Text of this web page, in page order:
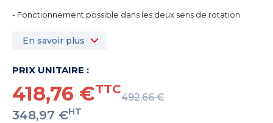
- Fonctionnement possible dans les deux sens de rotation
En savoir plus
PRIX UNITAIRE :
418,76 €TTC
492,66 €
348,97 €HT